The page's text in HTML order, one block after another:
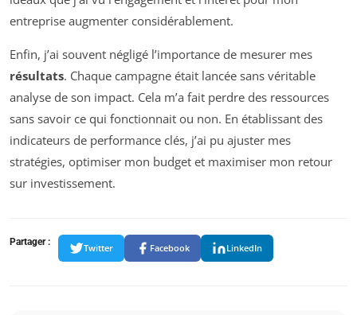
entreprise augmenter considérablement.
Enfin, j’ai souvent négligé l’importance de mesurer mes
résultats. Chaque campagne était lancée sans véritable
analyse de son impact. Cela m’a fait perdre des ressources
sans savoir ce qui fonctionnait ou non. En établissant des
indicateurs de performance clés, j’ai pu ajuster mes
stratégies, optimiser mon budget et maximiser mon retour
sur investissement.
Partager :
Twitter Facebook LinkedIn